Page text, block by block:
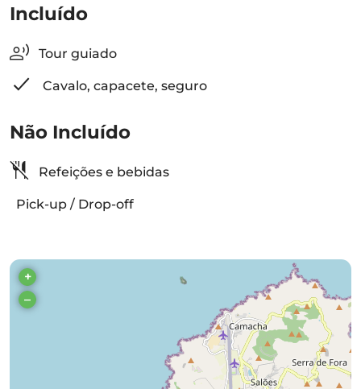
Incluído
Tour guiado
Cavalo, capacete, seguro
Não Incluído
Refeições e bebidas
Pick-up / Drop-off
+
–